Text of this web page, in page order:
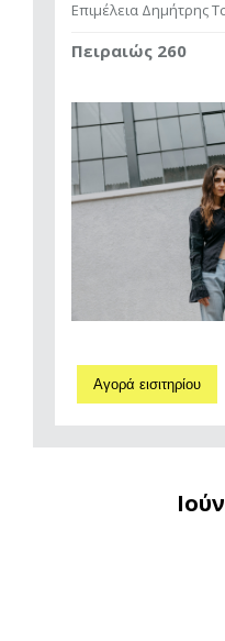
Επιμέλεια Δημήτρης
Πειραιώς 260
Αγορά εισιτηρίου